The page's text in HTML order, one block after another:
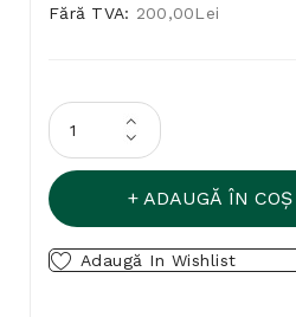
Fără TVA: 200,00Lei
ADAUGĂ ÎN COŞ
Adaugă In Wishlist